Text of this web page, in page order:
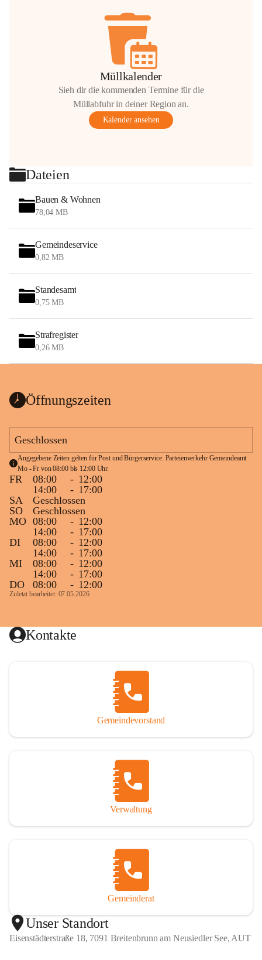
Müllkalender
Sieh dir die kommenden Termine für die
Müllabfuhr in deiner Region an.
Kalender ansehen
Dateien
Bauen & Wohnen
78,04 MB
Gemeindeservice
0,82 MB
Standesamt
0,75 MB
Strafregister
0,26 MB
Öffnungszeiten
Geschlossen
Angegebene Zeiten gelten für Post und Bürgerservice. Parteienverkehr Gemeindeamt
Mo - Fr von 08:00 bis 12:00 Uhr.
FR 08:00 - 12:00
14:00
- 17:00
SA
Geschlossen
SO
Geschlossen
MO 08:00 - 12:00
14:00
- 17:00
DI
08:00 - 12:00
14:00
- 17:00
MI
08:00 - 12:00
14:00
- 17:00
DO
08:00 - 12:00
Zuletzt bearbeitet: 07.05.2026
Kontakte
Gemeindevorstand
Verwaltung
Gemeinderat
Unser Standort
Eisenstädterstraße 18, 7091 Breitenbrunn am Neusiedler See, AUT